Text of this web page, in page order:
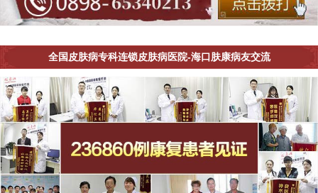
全国皮肤病专科连锁皮肤病医院-海口肤康病友交流